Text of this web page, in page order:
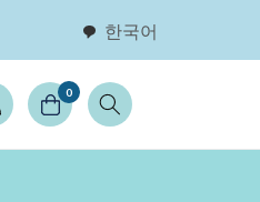
한국어
0